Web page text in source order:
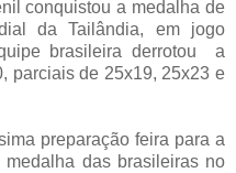
conquistou a medalha de
da Tailândia, em jogo
brasileira derrotou a
parciais de 25x19, 25x23 e
preparação feira para a
das brasileiras no